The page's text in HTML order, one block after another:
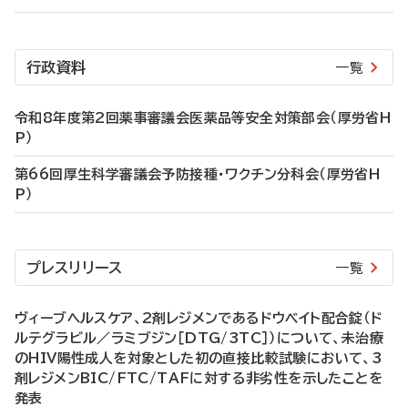
行政資料 一覧
令和8年度第2回薬事審議会医薬品等安全対策部会（厚労省H
P）
第66回厚生科学審議会予防接種・ワクチン分科会（厚労省H
P）
プレスリリース 一覧
ヴィーブヘルスケア、2剤レジメンであるドウベイト配合錠（ド
ルテグラビル／ラミブジン［DTG/3TC］）について、未治療
のHIV陽性成人を対象とした初の直接比較試験において、3
剤レジメンBIC/FTC/TAFに対する非劣性を示したことを
発表